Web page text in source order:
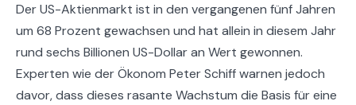
Der US-Aktienmarkt ist in den vergangenen fünf Jahren
um 68 Prozent gewachsen und hat allein in diesem Jahr
rund sechs Billionen US-Dollar an Wert gewonnen.
Experten wie der Ökonom Peter Schiff warnen jedoch
davor, dass dieses rasante Wachstum die Basis für eine